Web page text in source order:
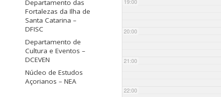
Departamento das
Fortalezas da Ilha de
Santa Catarina –
DFISC
Departamento de
Cultura e Eventos –
DCEVEN
Núcleo de Estudos
Açorianos – NEA
19:00
20:00
21:00
22:00